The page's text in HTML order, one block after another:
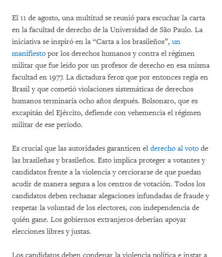
El 11 de agosto, una multitud se reunió para escuchar la carta
en la facultad de derecho de la Universidad de São Paulo. La
iniciativa se inspiró en la “Carta a los brasileños”, un
manifiesto por los derechos humanos y contra el régimen
militar que fue leído por un profesor de derecho en esa misma
facultad en 1977. La dictadura feroz que por entonces regía en
Brasil y que cometió violaciones sistemáticas de derechos
humanos terminaría ocho años después. Bolsonaro, que es
excapitán del Ejército, defiende con vehemencia el régimen
militar de ese período.
Es crucial que las autoridades garanticen el derecho al voto de
las brasileñas y brasileños. Esto implica proteger a votantes y
candidatos frente a la violencia y cerciorarse de que puedan
acudir de manera segura a los centros de votación. Todos los
candidatos deben rechazar alegaciones infundadas de fraude y
respetar la voluntad de los electores, con independencia de
quién gane. Los gobiernos extranjeros deberían apoyar
elecciones libres y justas.